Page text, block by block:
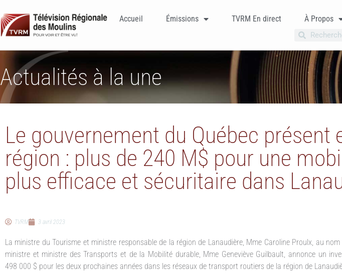
Accueil Émissions TVRM En direct À Propos
Actualités à la une
Le gouvernement du Québec présent
région : plus de 240 M$ pour une
plus efficace et sécuritaire dans
TVRM 3 avril 2023
La ministre du Tourisme et ministre responsable de la région de Lanaudière, Mme Caroline Proulx, au nom
ministre et ministre des Transports et de la Mobilité durable, Mme Geneviève Guilbault, annonce un
498 000 $ pour les deux prochaines années dans les réseaux de transport routiers de la région de